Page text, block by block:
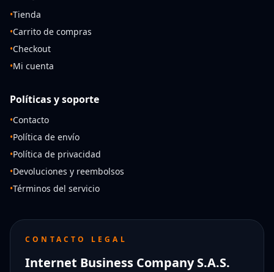
•Tienda
•Carrito de compras
•Checkout
•Mi cuenta
Políticas y soporte
•Contacto
•Política de envío
•Política de privacidad
•Devoluciones y reembolsos
•Términos del servicio
CONTACTO LEGAL
Internet Business Company S.A.S.